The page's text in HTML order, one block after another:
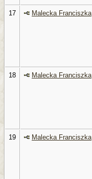
17 Malecka Franciszka
18 Malecka Franciszka
19 Malecka Franciszka